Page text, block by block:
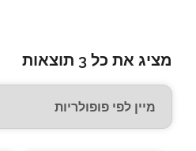
מציג את כל 3 תוצאות